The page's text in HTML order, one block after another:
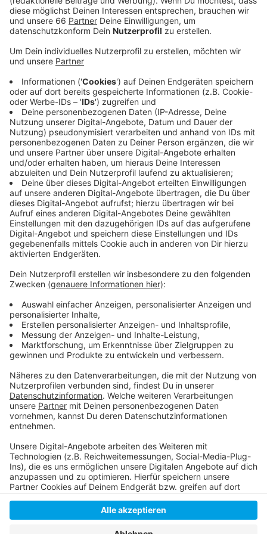
Anzeige
Es gibt Onlinelesungen für Kinder und Eltern.
Außerdem gibt es verschiedene Mitmachaktionen wie
interaktive Geschichten, Do-It-Yourself-Anleitungen
und Rätsel. Die ersten Geschichten und Spiele sind
online zu finden, weitere Stories und Aktionen gibt es
an den kommenden beiden Samstagen (6. Februar &
13. Februar 2021). Die Märchenwochen richten sich an
Kinder zwischen zwei und zehn Jahren und an ihre
Eltern.
Anzeige
Mehr Infos zu diesem Thema
Anzeige
Die Düsseldorfer Märchenwochen
RP-Online: In Düsseldorf starten die Märchenwochen
Libelle: Düsseldorfer Märchenwochen für Eltern und
Kinder
Anzeige
Anzeige